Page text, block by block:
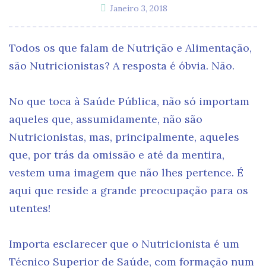
Janeiro 3, 2018
Todos os que falam de Nutrição e Alimentação,
são Nutricionistas? A resposta é óbvia. Não.
No que toca à Saúde Pública, não só importam
aqueles que, assumidamente, não são
Nutricionistas, mas, principalmente, aqueles
que, por trás da omissão e até da mentira,
vestem uma imagem que não lhes pertence. É
aqui que reside a grande preocupação para os
utentes!
Importa esclarecer que o Nutricionista é um
Técnico Superior de Saúde, com formação num